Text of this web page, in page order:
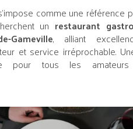
comme une référence
un restaurant
Gameville, alliant
et service irréprochable.
pour tous les